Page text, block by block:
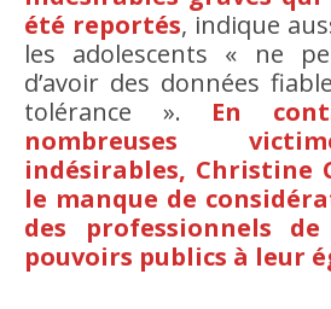
été reportés, indique
les adolescents « ne
d’avoir des données
tolérance ». En
nombreuses
indésirables, Christine
le manque de
des professionnels
pouvoirs publics à leur